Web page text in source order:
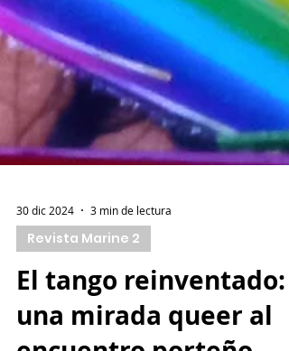
30 dic 2024 3 min de lectura
El tango reinventado:
una mirada queer al